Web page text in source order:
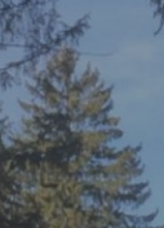
месяц целиком! При
Забронировать